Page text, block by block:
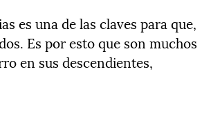
es una de las claves para que,
Es por esto que son muchos
en sus descendientes,